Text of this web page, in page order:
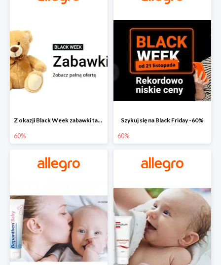
Z okazji Black Week zabawki taniej na allegro.pl
60%
Szykuj się na Black Friday -60%
60%